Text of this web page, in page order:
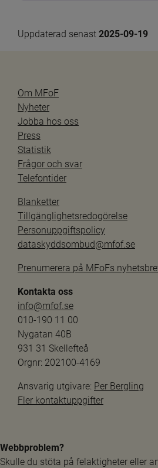
Uppdaterad senast 2025-09-19
Om MFoF
Nyheter
Jobba hos oss
Press
Statistik
Frågor och svar
Telefontider
Blanketter
Tillgänglighetsredogörelse
Personuppgiftspolicy
dataskyddsombud@mfof.se
Prenumerera på MFoFs
Kontakta oss
info@mfof.se
010-190 11 00
Nygatan 40B
931 31 Skellefteå
Orgnr: 202100-4169
Ansvarig utgivare: Per Bergling
Fler kontaktuppgifter
Webbproblem?
Skulle du stöta på felaktigheter eller